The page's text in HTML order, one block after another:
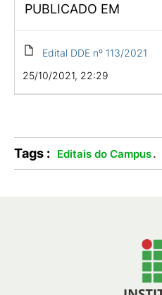
PUBLICADO EM
Edital DDE nº 113/2021
25/10/2021, 22:29
Tags : Editais do Campus.